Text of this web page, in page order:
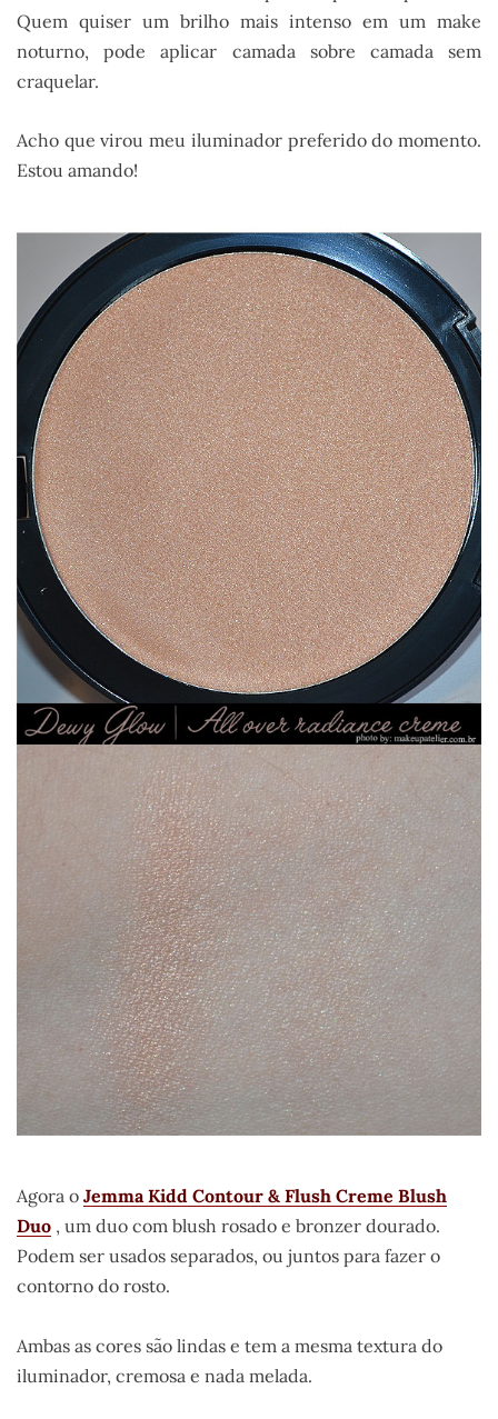
Quem quiser um brilho mais intenso em um make
noturno, pode aplicar camada sobre camada sem
craquelar.
Acho que virou meu iluminador preferido do momento.
Estou amando!
Agora o Jemma Kidd Contour & Flush Creme Blush
Duo , um duo com blush rosado e bronzer dourado.
Podem ser usados separados, ou juntos para fazer o
contorno do rosto.
Ambas as cores são lindas e tem a mesma textura do
iluminador, cremosa e nada melada.